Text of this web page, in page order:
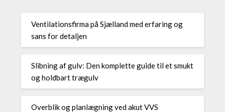
Ventilationsfirma på Sjælland med erfaring og
sans for detaljen
Slibning af gulv: Den komplette guide til et smukt
og holdbart trægulv
Overblik og planlægning ved akut VVS